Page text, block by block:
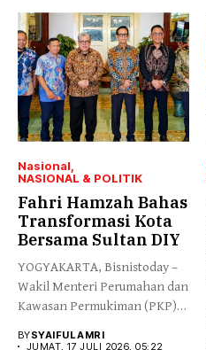
Nasional
NASIONAL & POLITIK
Fahri Hamzah Bahas
Transformasi Kota
Bersama Sultan DIY
YOGYAKARTA, Bisnistoday –
Wakil Menteri Perumahan dan
Kawasan Permukiman (PKP)
BYSYAIFUL AMRI
JUMAT, 17 JULI 2026, 05:22